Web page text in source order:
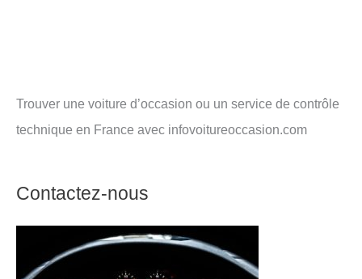
Trouver une voiture d’occasion ou un service de contrôle
technique en France avec infovoitureoccasion.com
Contactez-nous